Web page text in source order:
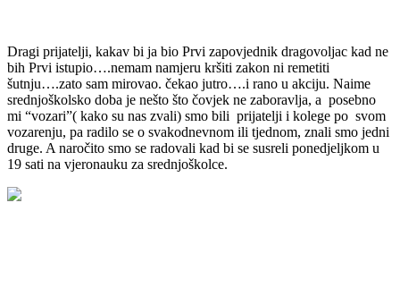
Dragi prijatelji, kakav bi ja bio Prvi zapovjednik dragovoljac kad ne
bih Prvi istupio….nemam namjeru kršiti zakon ni remetiti
šutnju….zato sam mirovao. čekao jutro….i rano u akciju. Naime
srednjoškolsko doba je nešto što čovjek ne zaboravlja, a posebno
mi “vozari”( kako su nas zvali) smo bili prijatelji i kolege po svom
vozarenju, pa radilo se o svakodnevnom ili tjednom, znali smo jedni
druge. A naročito smo se radovali kad bi se susreli ponedjeljkom u
19 sati na vjeronauku za srednjoškolce.